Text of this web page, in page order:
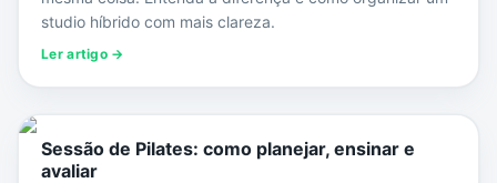
studio híbrido com mais clareza.
Ler artigo →
Sessão de Pilates: como planejar, ensinar e
avaliar